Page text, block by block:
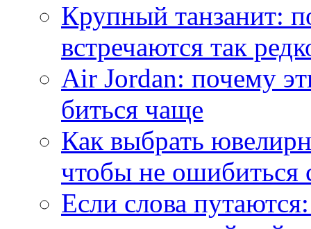
Крупный танзанит:
встречаются так
Air Jordan: почему
биться чаще
Как выбрать
чтобы не ошибиться
Если слова